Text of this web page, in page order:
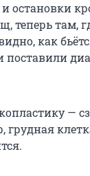
остановки
теперь там,
как
поставили
—
грудная